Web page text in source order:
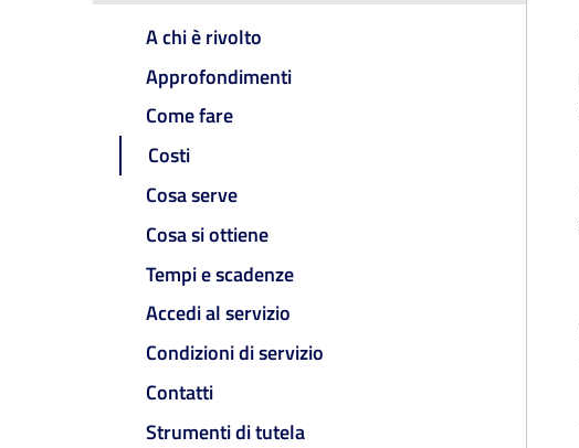
A chi è rivolto
Approfondimenti
Come fare
Costi
Cosa serve
Cosa si ottiene
Tempi e scadenze
Accedi al servizio
Condizioni di servizio
Contatti
Strumenti di tutela